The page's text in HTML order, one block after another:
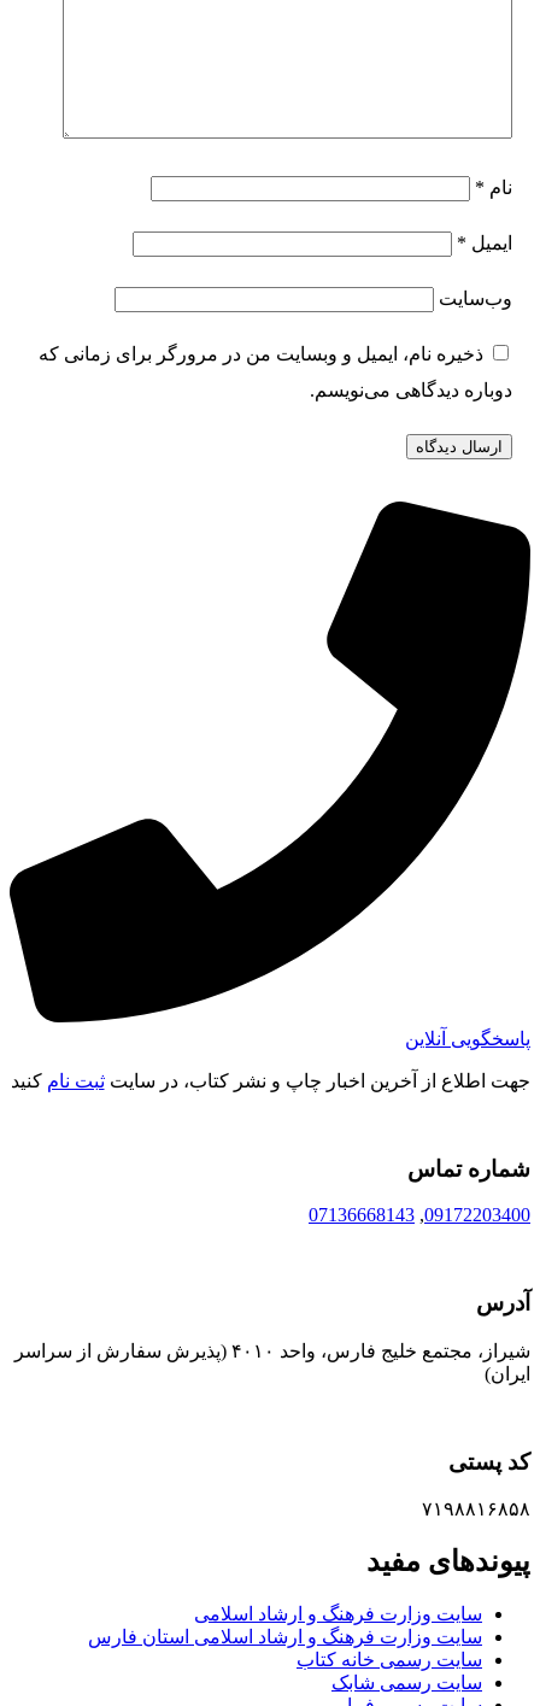
نام *
ایمیل *
وب‌سایت
ذخیره نام، ایمیل و وبسایت من در مرورگر برای زمانی که
دوباره دیدگاهی می‌نویسم.
پاسخگویی آنلاین
جهت اطلاع از آخرین اخبار چاپ و نشر کتاب، در سایتثبت نام کنید
شماره تماس
09172203400
,
07136668143
آدرس
شیراز، مجتمع خلیج فارس، واحد ۴۰۱۰ (پذیرش سفارش از سراسر
ایران)
کد پستی
۷۱۹۸۸۱۶۸۵۸
پیوندهای مفید
سایت وزارت فرهنگ و ارشاد اسلامی
سایت وزارت فرهنگ و ارشاد اسلامی استان فارس
سایت رسمی خانه کتاب
سایت رسمی شابک